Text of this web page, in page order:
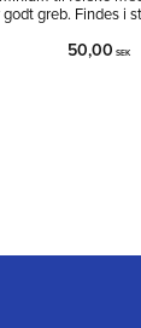
godt greb. Findes i
50,00 SEK